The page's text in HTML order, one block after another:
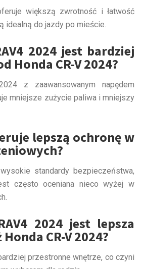
większą zwrotność i łatwość
idealną do jazdy po mieście.
2024 jest bardziej
Honda CR-V 2024?
z zaawansowanym napędem
mniejsze zużycie paliwa i mniejszy
lepszą ochronę w
standardy bezpieczeństwa,
często oceniana nieco wyżej w
2024 jest lepsza
CR-V 2024?
przestronne wnętrze, co czyni